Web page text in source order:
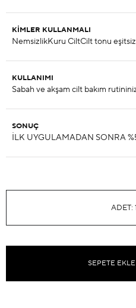
KIMLER KULLANMALI
KULLANIMI
SONUÇ
SEPETE EKLE